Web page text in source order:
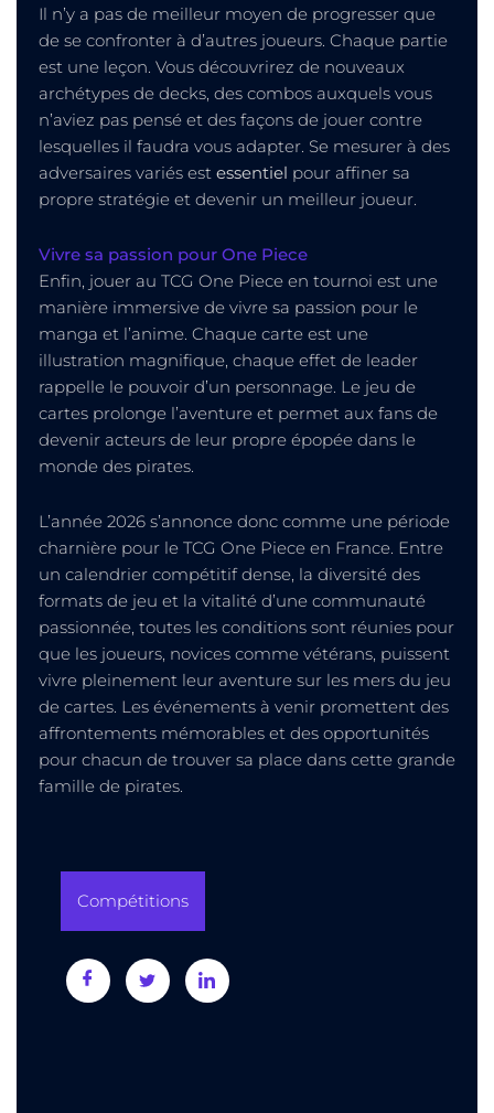
Il n’y a pas de meilleur moyen de progresser que
de se confronter à d’autres joueurs. Chaque partie
est une leçon. Vous découvrirez de nouveaux
archétypes de decks, des combos auxquels vous
n’aviez pas pensé et des façons de jouer contre
lesquelles il faudra vous adapter. Se mesurer à des
adversaires variés est essentiel pour affiner sa
propre stratégie et devenir un meilleur joueur.
Vivre sa passion pour One Piece
Enfin, jouer au TCG One Piece en tournoi est une
manière immersive de vivre sa passion pour le
manga et l’anime. Chaque carte est une
illustration magnifique, chaque effet de leader
rappelle le pouvoir d’un personnage. Le jeu de
cartes prolonge l’aventure et permet aux fans de
devenir acteurs de leur propre épopée dans le
monde des pirates.
L’année 2026 s’annonce donc comme une période
charnière pour le TCG One Piece en France. Entre
un calendrier compétitif dense, la diversité des
formats de jeu et la vitalité d’une communauté
passionnée, toutes les conditions sont réunies pour
que les joueurs, novices comme vétérans, puissent
vivre pleinement leur aventure sur les mers du jeu
de cartes. Les événements à venir promettent des
affrontements mémorables et des opportunités
pour chacun de trouver sa place dans cette grande
famille de pirates.
Compétitions